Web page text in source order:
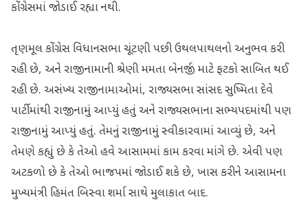
કોંગ્રેસમાં જોડાઈ રહ્યા નથી.
તૃણમૂલ કોંગ્રેસ વિધાનસભા ચૂંટણી પછી ઉથલપાથલનો અનુભવ કરી
રહી છે, અને રાજીનામાની શ્રેણી મમતા બેનર્જી માટે ફટકો સાબિત થઈ
રહી છે. અસંખ્ય રાજીનામાઓમાં, રાજ્યસભા સાંસદ સુષ્મિતા દેવે
પાર્ટીમાંથી રાજીનામું આપ્યું હતું અને રાજ્યસભાના સભ્યપદમાંથી પણ
રાજીનામું આપ્યું હતું. તેમનું રાજીનામું સ્વીકારવામાં આવ્યું છે, અને
તેમણે કહ્યું છે કે તેઓ હવે આસામમાં કામ કરવા માંગે છે. એવી પણ
અટકળો છે કે તેઓ ભાજપમાં જોડાઈ શકે છે, ખાસ કરીને આસામના
મુખ્યમંત્રી હિમંત બિસ્વા શર્મા સાથે મુલાકાત બાદ.